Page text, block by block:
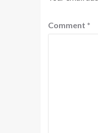
Comment *